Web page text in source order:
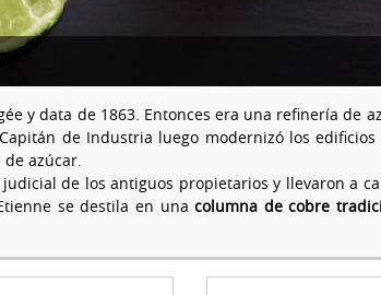
y data de 1863. Entonces era una refinería de
de Industria luego modernizó los
azúcar.
de los antiguos propietarios y llevaron a
se destila en unacolumna de cobre